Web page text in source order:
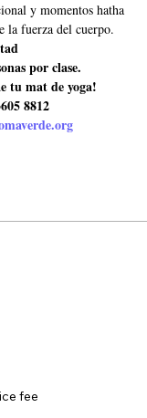
y momentos hatha
la fuerza del cuerpo.
por clase.
tu mat de yoga!
8812
fee